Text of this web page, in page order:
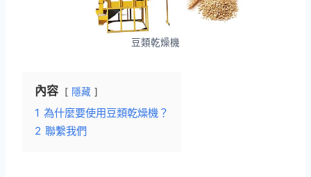
豆類乾燥機
內容 隱藏
1 為什麼要使用豆類乾燥機？
2 聯繫我們